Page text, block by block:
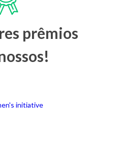
prêmios